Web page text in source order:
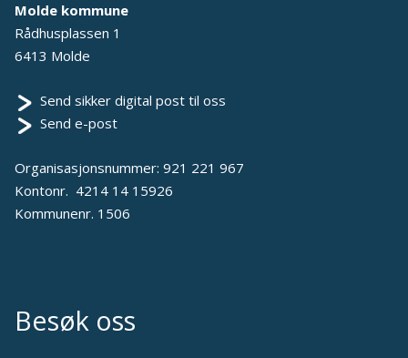
Molde kommune
Rådhusplassen 1
6413 Molde
Send sikker digital post til oss
Send e-post
Organisasjonsnummer: 921 221 967
Kontonr. 4214 14 15926
Kommunenr. 1506
Besøk oss